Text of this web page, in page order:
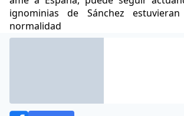
ignominias de Sánchez
normalidad
Alfonso Rojo